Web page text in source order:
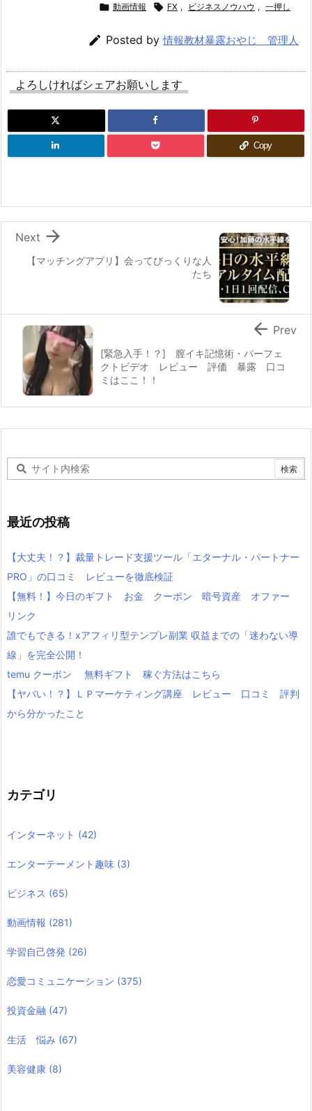
 動画情報  FX , ビジネスノウハウ , 一押し
 Posted by情報教材暴露おやじ 管理人
よろしければシェアお願いします
Copy
【マッチングアプリ】会ってびっくりな人
たち

Next
[緊急入手！？] 膣イキ記憶術・パーフェ
クトビデオ レビュー 評価 暴露 口コ
ミはここ！！
 Prev
最近の投稿
【大丈夫！？】裁量トレード支援ツール「エターナル・パートナー
PRO」の口コミ レビューを徹底検証
【無料！】今日のギフト お金 クーポン 暗号資産 オファー
リンク
誰でもできる！xアフィリ型テンプレ副業 収益までの「迷わない導
線」を完全公開！
temu クーポン 無料ギフト 稼ぐ方法はこちら
【ヤバい！？】ＬＰマーケティング講座 レビュー 口コミ 評判
から分かったこと
カテゴリ
インターネット (42)
エンターテーメント趣味 (3)
ビジネス (65)
動画情報 (281)
学習自己啓発 (26)
恋愛コミュニケーション (375)
投資金融 (47)
生活 悩み (67)
美容健康 (8)